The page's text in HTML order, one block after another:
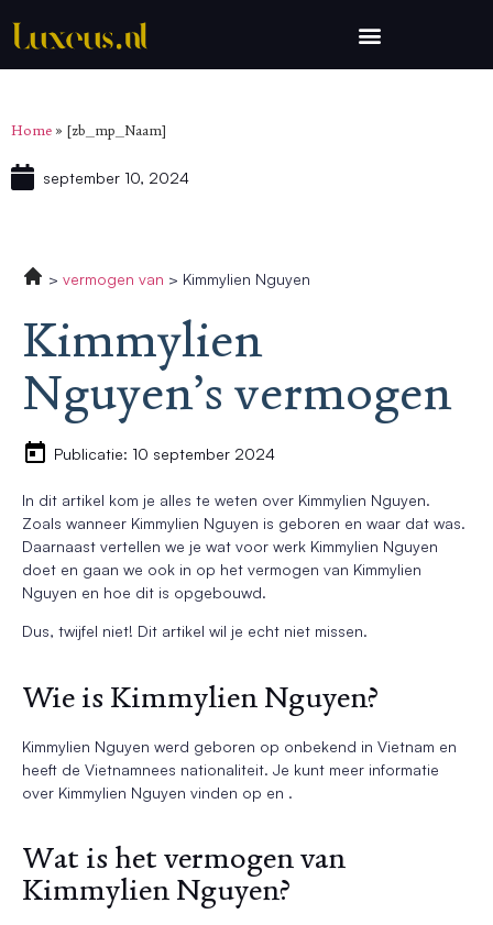
Home » [zb_mp_Naam]
september 10, 2024
vermogen van Kimmylien Nguyen
Kimmylien
Nguyen’s vermogen
Publicatie: 10 september 2024
In dit artikel kom je alles te weten over Kimmylien Nguyen.
Zoals wanneer Kimmylien Nguyen is geboren en waar dat was.
Daarnaast vertellen we je wat voor werk Kimmylien Nguyen
doet en gaan we ook in op het vermogen van Kimmylien
Nguyen en hoe dit is opgebouwd.
Dus, twijfel niet! Dit artikel wil je echt niet missen.
Wie is Kimmylien Nguyen?
Kimmylien Nguyen werd geboren op onbekend in Vietnam en
heeft de Vietnamnees nationaliteit. Je kunt meer informatie
over Kimmylien Nguyen vinden op en .
Wat is het vermogen van
Kimmylien Nguyen?